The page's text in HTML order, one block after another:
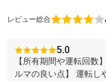
レビュー総合
5.0
【所有期間や運転回数
ルマの良い点】 運転し